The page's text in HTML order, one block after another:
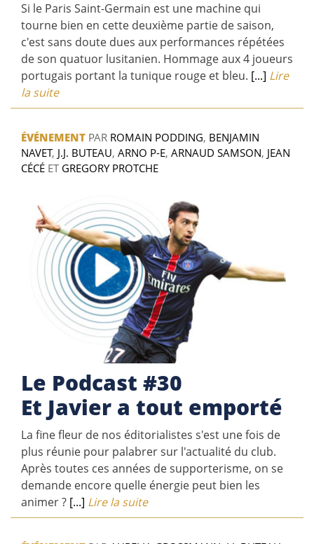
Si le Paris Saint-Germain est une machine qui
tourne bien en cette deuxième partie de saison,
c'est sans doute dues aux performances répétées
de son quatuor lusitanien. Hommage aux 4 joueurs
portugais portant la tunique rouge et bleu. [...] Lire
la suite
ÉVÉNEMENT PAR ROMAIN PODDING, BENJAMIN
NAVET, J.J. BUTEAU, ARNO P-E, ARNAUD SAMSON, JEAN
CÉCÉ ET GREGORY PROTCHE
Le Podcast #30
Et Javier a tout emporté
La fine fleur de nos éditorialistes s'est une fois de
plus réunie pour palabrer sur l'actualité du club.
Après toutes ces années de supporterisme, on se
demande encore quelle énergie peut bien les
animer ? [...] Lire la suite